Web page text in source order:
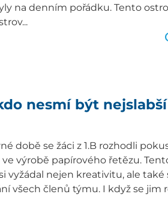
na denním pořádku. Tento
nesmí být
době se žáci z 1.B rozhodli
výrobě papírového řetězu.
vyžádal nejen kreativitu, ale také
všech členů týmu. I když se jim